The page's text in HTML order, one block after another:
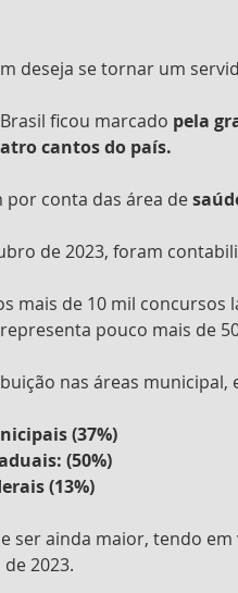
deseja se tornar um
ficou marcado pela
cantos do país.
por conta das área de
de 2023, foram
mais de 10 mil
pouco mais de
nas áreas municipal,
(37%)
(50%)
(13%)
ser ainda maior, tendo
2023.